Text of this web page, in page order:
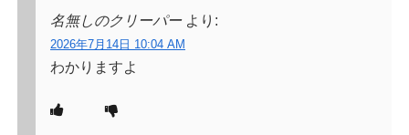
名無しのクリーパー より:
2026年7月14日 10:04 AM
わかりますよ